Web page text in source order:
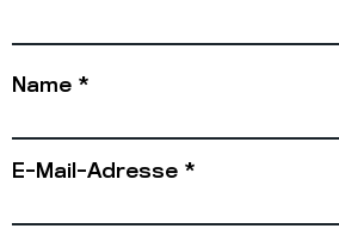
Name *
E-Mail-Adresse *